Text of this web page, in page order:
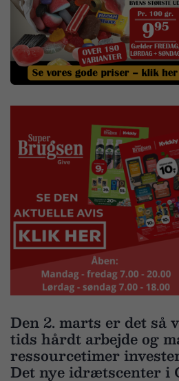
Den 2. marts er det så
tids hårdt arbejde og
ressourcetimer
Det nye idrætscenter i